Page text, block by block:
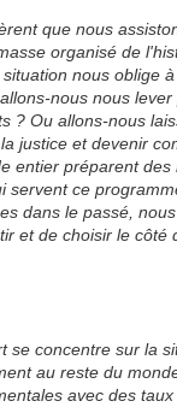
que nous
organisé de
nous oblige
nous nous
? Ou allons-nous
justice et devenir
entier préparent
servent ce
dans le passé,
et de choisir le côté
se concentre sur la
au reste du
avec des